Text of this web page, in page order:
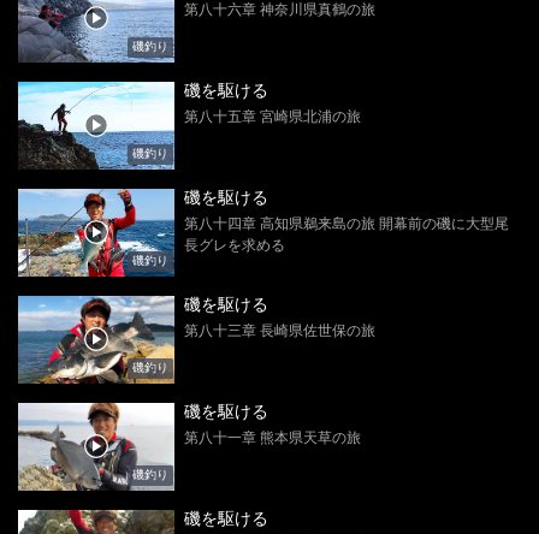
磯釣り
第八十六章 神奈川県真鶴の旅
磯釣り
磯を駆ける
第八十五章 宮崎県北浦の旅
磯釣り
磯を駆ける
第八十四章 高知県鵜来島の旅 開幕前の磯に大型尾
長グレを求める
磯釣り
磯を駆ける
第八十三章 長崎県佐世保の旅
磯釣り
磯を駆ける
第八十一章 熊本県天草の旅
磯を駆ける